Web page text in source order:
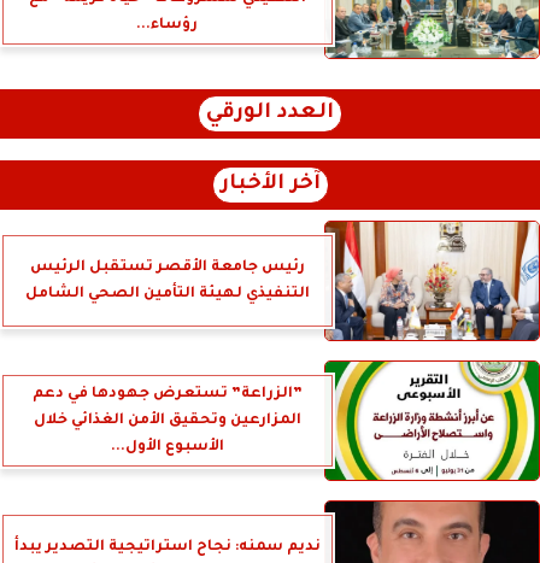
رؤساء...
العدد الورقي
آخر الأخبار
رئيس جامعة الأقصر تستقبل الرئيس
التنفيذي لهيئة التأمين الصحي الشامل
”الزراعة” تستعرض جهودها في دعم
المزارعين وتحقيق الأمن الغذائي خلال
الأسبوع الأول...
نديم سمنه: نجاح استراتيجية التصدير يبدأ